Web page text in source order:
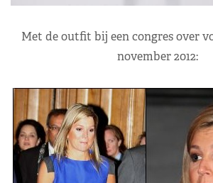
Met de outfit bij een congres over
november 2012: